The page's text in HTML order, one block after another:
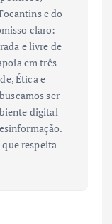
e do
claro:
e livre de
em três
Ética e
ser
digital
respeita